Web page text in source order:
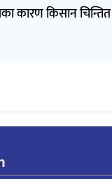
कारण किसान चिन्तित